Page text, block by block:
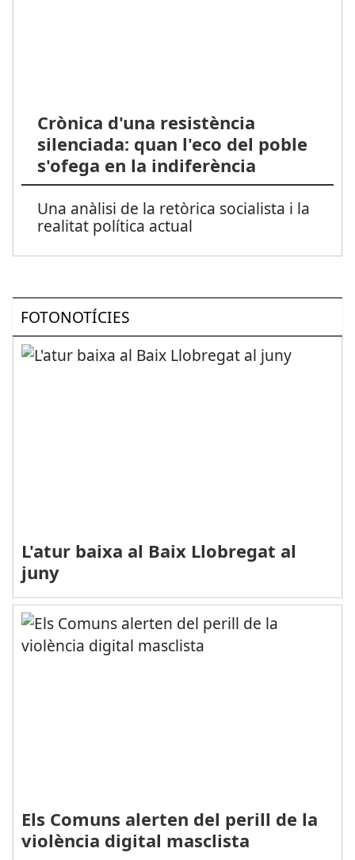
Crònica d'una resistència
silenciada: quan l'eco del poble
s'ofega en la indiferència
Una anàlisi de la retòrica socialista i la
realitat política actual
FOTONOTÍCIES
L'atur baixa al Baix Llobregat al
juny
Els Comuns alerten del perill de la
violència digital masclista